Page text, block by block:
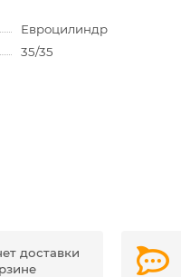
Евроцилиндр
35/35
доставки